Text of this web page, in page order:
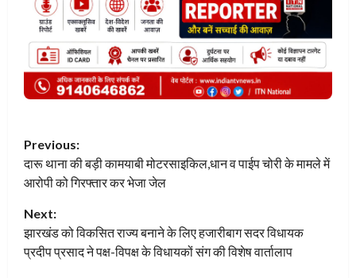
P
o
s
t
Previous:
दारू थाना की बड़ी कामयाबी मोटरसाइकिल,धान व पाईप चोरी के मामले में
आरोपी को गिरफ्तार कर भेजा जेल
Next:
झारखंड को विकसित राज्य बनाने के लिए हजारीबाग सदर विधायक
प्रदीप प्रसाद ने पक्ष-विपक्ष के विधायकों संग की विशेष वार्तालाप